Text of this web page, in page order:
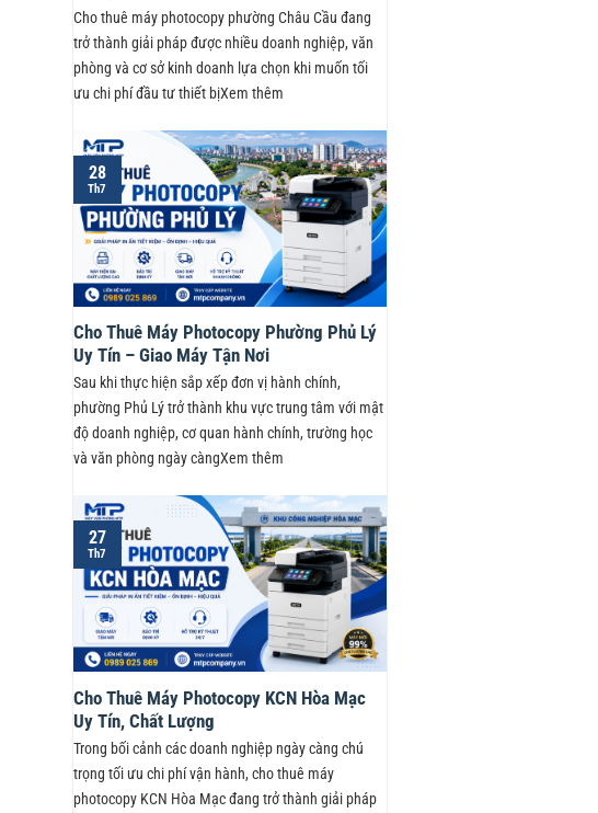
Cho thuê máy photocopy phường Châu Cầu đang
trở thành giải pháp được nhiều doanh nghiệp, văn
phòng và cơ sở kinh doanh lựa chọn khi muốn tối
ưu chi phí đầu tư thiết bịXem thêm
Cho Thuê Máy Photocopy Phường Phủ Lý
Uy Tín – Giao Máy Tận Nơi
Sau khi thực hiện sắp xếp đơn vị hành chính,
phường Phủ Lý trở thành khu vực trung tâm với mật
độ doanh nghiệp, cơ quan hành chính, trường học
và văn phòng ngày càngXem thêm
28
Th7
Cho Thuê Máy Photocopy KCN Hòa Mạc
Uy Tín, Chất Lượng
Trong bối cảnh các doanh nghiệp ngày càng chú
trọng tối ưu chi phí vận hành, cho thuê máy
photocopy KCN Hòa Mạc đang trở thành giải pháp
27
Th7